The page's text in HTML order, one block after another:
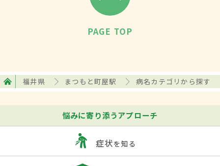
PAGE TOP
福井県 まつもと町屋駅 病名カテゴリから探す
悩みに寄り添うアプローチ
症状を知る